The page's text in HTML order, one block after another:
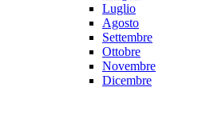
Luglio
Agosto
Settembre
Ottobre
Novembre
Dicembre